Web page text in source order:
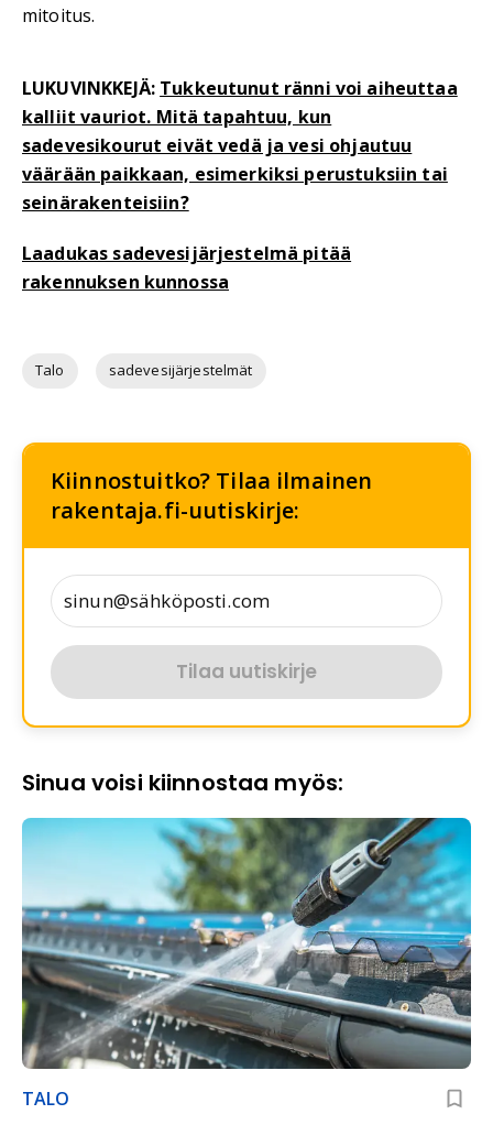
mitoitus.
LUKUVINKKEJÄ: Tukkeutunut ränni voi aiheuttaa
kalliit vauriot. Mitä tapahtuu, kun
sadevesikourut eivät vedä ja vesi ohjautuu
väärään paikkaan, esimerkiksi perustuksiin tai
seinärakenteisiin?
Laadukas sadevesijärjestelmä pitää
rakennuksen kunnossa
Talo sadevesijärjestelmät
Kiinnostuitko? Tilaa ilmainen
rakentaja.fi-uutiskirje:
Tilaa uutiskirje
Sinua voisi kiinnostaa myös:
TALO